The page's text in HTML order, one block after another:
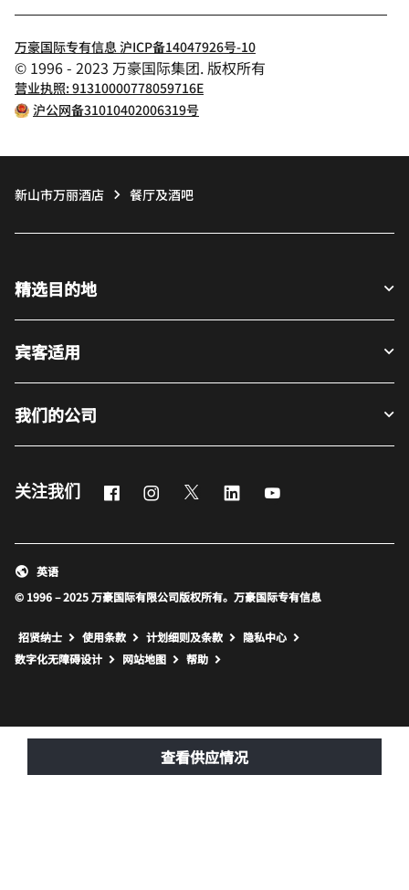
查看供应情况
万豪国际专有信息 沪ICP备14047926号-10
© 1996 - 2023 万豪国际集团. 版权所有
营业执照: 91310000778059716E
沪公网备31010402006319号
新山市万丽酒店 餐厅及酒吧
精选目的地
宾客适用
我们的公司
关注我们 FacebookInstagram
Twitter LinkedIn
© 1996 – 2025 万豪国际有限公司版权所有。万豪国际专有信息
英语
招贤纳士 使用条款 计划细则及条款
隐私中心
数字化无障碍设计
网站地图 打开新窗口
帮助